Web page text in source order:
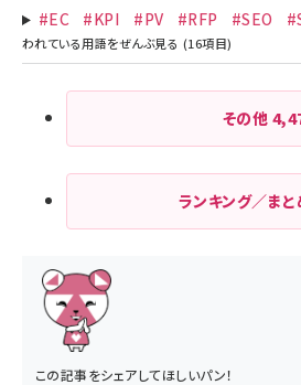
#EC #KPI #PV #RFP #SEO
その他
ランキング／まと
この記事をシェアしてほしいパン！